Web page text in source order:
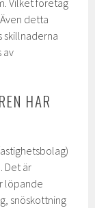
Vilket företag
detta
skillnaderna
av
HAR
Det är
löpande
snöskottning